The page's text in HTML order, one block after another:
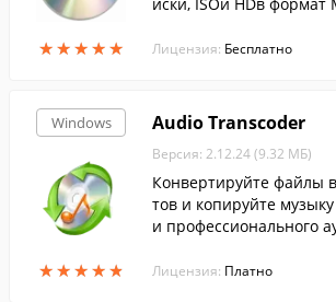
★★★★★
★★★★★ Лицензия: Бесплатно
Windows
★★★★★
★★★★★
Audio Transcoder
Версия: 2.12.24 (9.32 МБ)
Конвертируйте файлы
тов и копируйте
и профессионального
Лицензия: Платно